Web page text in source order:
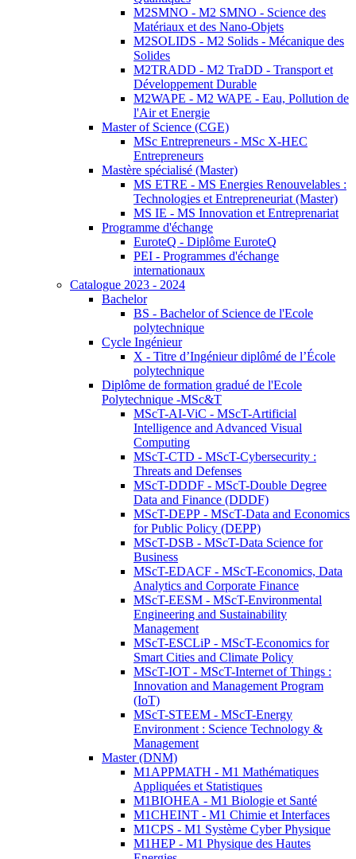
M2SMNO - M2 SMNO - Science des
Matériaux et des Nano-Objets
M2SOLIDS - M2 Solids - Mécanique des
Solides
M2TRADD - M2 TraDD - Transport et
Développement Durable
M2WAPE - M2 WAPE - Eau, Pollution de
l'Air et Energie
Master of Science (CGE)
MSc Entrepreneurs - MSc X-HEC
Entrepreneurs
Mastère spécialisé (Master)
MS ETRE - MS Energies Renouvelables :
Technologies et Entrepreneuriat (Master)
MS IE - MS Innovation et Entreprenariat
Programme d'échange
EuroteQ - Diplôme EuroteQ
PEI - Programmes d'échange
internationaux
Catalogue 2023 - 2024
Bachelor
BS - Bachelor of Science de l'Ecole
polytechnique
Cycle Ingénieur
X - Titre d’Ingénieur diplômé de l’École
polytechnique
Diplôme de formation gradué de l'Ecole
Polytechnique -MSc&T
MScT-AI-ViC - MScT-Artificial
Intelligence and Advanced Visual
Computing
MScT-CTD - MScT-Cybersecurity :
Threats and Defenses
MScT-DDDF - MScT-Double Degree
Data and Finance (DDDF)
MScT-DEPP - MScT-Data and Economics
for Public Policy (DEPP)
MScT-DSB - MScT-Data Science for
Business
MScT-EDACF - MScT-Economics, Data
Analytics and Corporate Finance
MScT-EESM - MScT-Environmental
Engineering and Sustainability
Management
MScT-ESCLiP - MScT-Economics for
Smart Cities and Climate Policy
MScT-IOT - MScT-Internet of Things :
Innovation and Management Program
(IoT)
MScT-STEEM - MScT-Energy
Environment : Science Technology &
Management
Master (DNM)
M1APPMATH - M1 Mathématiques
Appliquées et Statistiques
M1BIOHEA - M1 Biologie et Santé
M1CHEINT - M1 Chimie et Interfaces
M1CPS - M1 Système Cyber Physique
M1HEP - M1 Physique des Hautes